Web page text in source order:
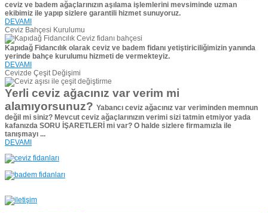
ceviz ve badem ağaçlarınızın aşılama işlemlerini mevsiminde uzman
ekibimiz ile yapıp sizlere garantili hizmet sunuyoruz.
DEVAMI
Ceviz Bahçesi Kurulumu
Kapıdağ Fidancılık olarak ceviz ve badem fidanı yetiştiriciliğimizin yanında
yerinde bahçe kurulumu hizmeti de vermekteyiz.
DEVAMI
Cevizde Çeşit Değişimi
Yerli ceviz ağacınız var verim mi
alamıyorsunuz? Yabancı ceviz ağacınız var veriminden memnun
değil mi siniz? Mevcut ceviz ağaçlarınızın verimi sizi tatmin etmiyor yada
kafanızda SORU İŞARETLERİ mi var? O halde sizlere firmamızla ile
tanışmayı ...
DEVAMI